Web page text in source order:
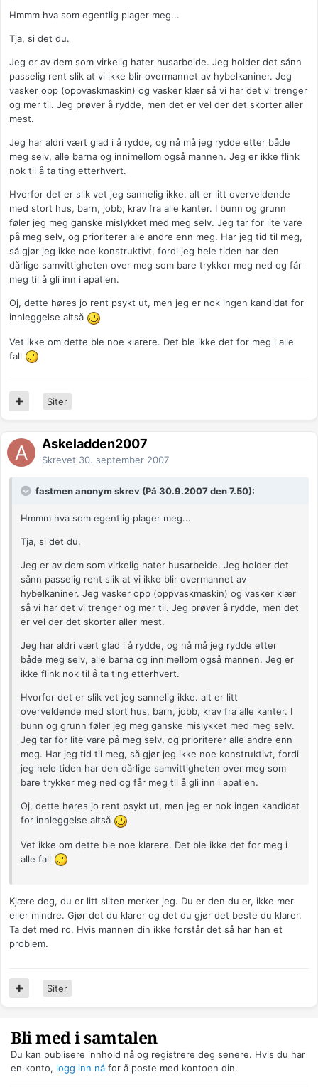
Hmmm hva som egentlig plager meg...
Tja, si det du.
Jeg er av dem som virkelig hater husarbeide. Jeg holder det sånn
passelig rent slik at vi ikke blir overmannet av hybelkaniner. Jeg
vasker opp (oppvaskmaskin) og vasker klær så vi har det vi trenger
og mer til. Jeg prøver å rydde, men det er vel der det skorter aller
mest.
Jeg har aldri vært glad i å rydde, og nå må jeg rydde etter både
meg selv, alle barna og innimellom også mannen. Jeg er ikke flink
nok til å ta ting etterhvert.
Hvorfor det er slik vet jeg sannelig ikke. alt er litt overveldende
med stort hus, barn, jobb, krav fra alle kanter. I bunn og grunn
føler jeg meg ganske mislykket med meg selv. Jeg tar for lite vare
på meg selv, og prioriterer alle andre enn meg. Har jeg tid til meg,
så gjør jeg ikke noe konstruktivt, fordi jeg hele tiden har den
dårlige samvittigheten over meg som bare trykker meg ned og får
meg til å gli inn i apatien.
Oj, dette høres jo rent psykt ut, men jeg er nok ingen kandidat for
innleggelse altså
Vet ikke om dette ble noe klarere. Det ble ikke det for meg i alle
fall
Siter
Askeladden2007
Skrevet 30. september 2007
fastmen anonym skrev (På 30.9.2007 den 7.50):
Hmmm hva som egentlig plager meg...
Tja, si det du.
Jeg er av dem som virkelig hater husarbeide. Jeg holder det
sånn passelig rent slik at vi ikke blir overmannet av
hybelkaniner. Jeg vasker opp (oppvaskmaskin) og vasker klær
så vi har det vi trenger og mer til. Jeg prøver å rydde, men det
er vel der det skorter aller mest.
Jeg har aldri vært glad i å rydde, og nå må jeg rydde etter
både meg selv, alle barna og innimellom også mannen. Jeg er
ikke flink nok til å ta ting etterhvert.
Hvorfor det er slik vet jeg sannelig ikke. alt er litt
overveldende med stort hus, barn, jobb, krav fra alle kanter. I
bunn og grunn føler jeg meg ganske mislykket med meg selv.
Jeg tar for lite vare på meg selv, og prioriterer alle andre enn
meg. Har jeg tid til meg, så gjør jeg ikke noe konstruktivt, fordi
jeg hele tiden har den dårlige samvittigheten over meg som
bare trykker meg ned og får meg til å gli inn i apatien.
Oj, dette høres jo rent psykt ut, men jeg er nok ingen kandidat
for innleggelse altså
Vet ikke om dette ble noe klarere. Det ble ikke det for meg i
alle fall
Kjære deg, du er litt sliten merker jeg. Du er den du er, ikke mer
eller mindre. Gjør det du klarer og det du gjør det beste du klarer.
Ta det med ro. Hvis mannen din ikke forstår det så har han et
problem.
Siter
Bli med i samtalen
Du kan publisere innhold nå og registrere deg senere. Hvis du har
en konto, logg inn nå for å poste med kontoen din.